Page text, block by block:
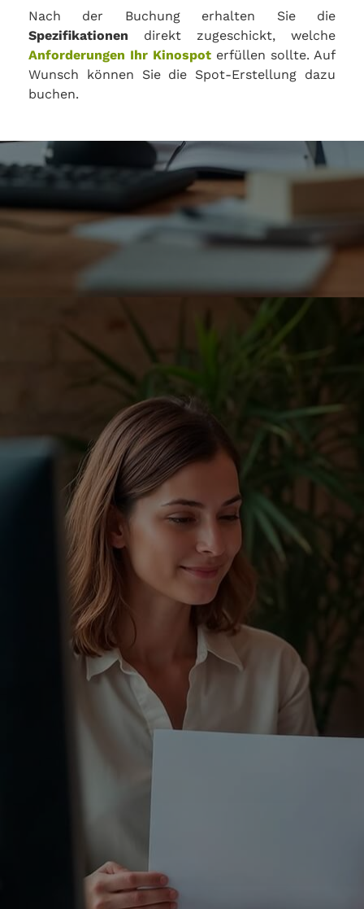
Nach der Buchung erhalten Sie die
Spezifikationen direkt zugeschickt, welche
Anforderungen Ihr Kinospot erfüllen sollte. Auf
Wunsch können Sie die Spot-Erstellung dazu
buchen.